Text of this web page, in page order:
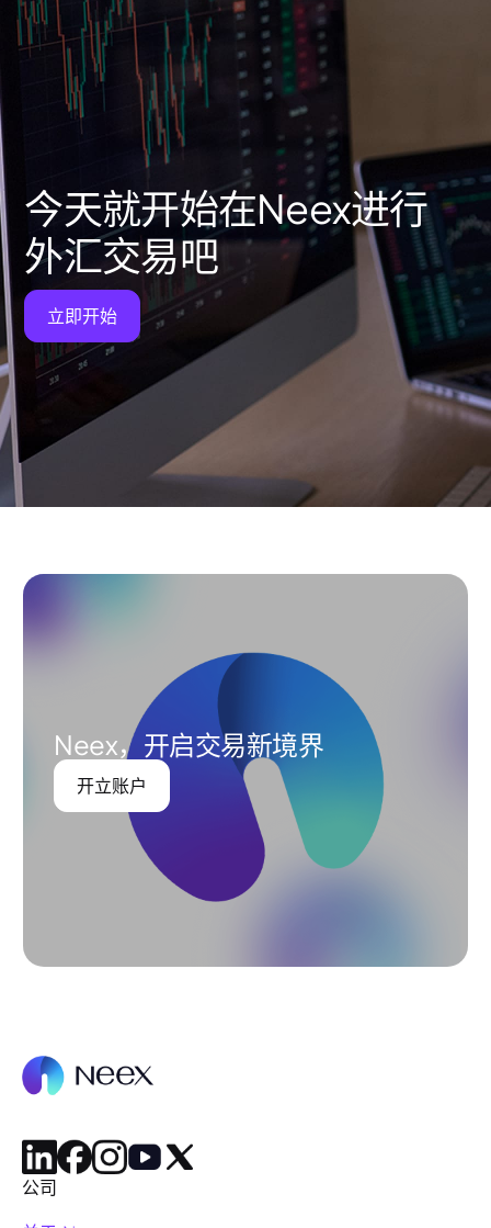
今天就开始在Neex进行
外汇交易吧
立即开始
Neex，开启交易新境界
开立账户
公司